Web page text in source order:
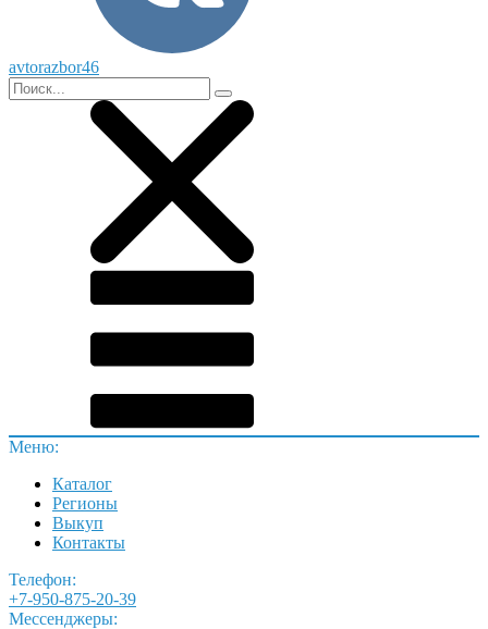
avtorazbor46
Меню:
Каталог
Регионы
Выкуп
Контакты
Телефон:
+7-950-875-20-39
Мессенджеры: